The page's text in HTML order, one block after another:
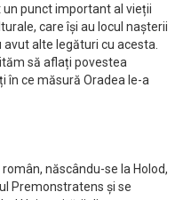
un punct important al vieții
care își au locul nașterii
avut alte legături cu acesta.
să aflați povestea
în ce măsură Oradea le-a
născându-se la Holod,
Premonstratens și se